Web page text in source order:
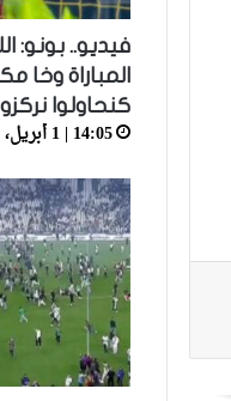
فيديو.. بونو:
المباراة وخا
كنحاولوا
14:05 | 1 أبريل، 2026